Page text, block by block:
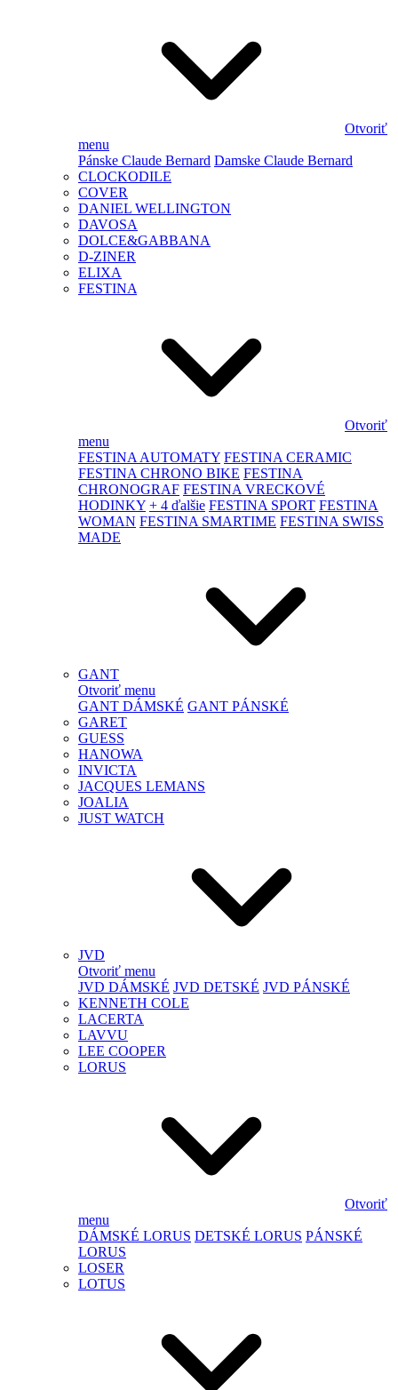
Otvoriť
menu
Pánske Claude Bernard Damske Claude Bernard
CLOCKODILE
COVER
DANIEL WELLINGTON
DAVOSA
DOLCE&GABBANA
D-ZINER
ELIXA
FESTINA
Otvoriť
menu
FESTINA AUTOMATY FESTINA CERAMIC
FESTINA CHRONO BIKE FESTINA
CHRONOGRAF FESTINA VRECKOVÉ
HODINKY + 4 ďalšie FESTINA SPORT FESTINA
WOMAN FESTINA SMARTIME FESTINA SWISS
MADE
GANT
Otvoriť menu
GANT DÁMSKÉ GANT PÁNSKÉ
GARET
GUESS
HANOWA
INVICTA
JACQUES LEMANS
JOALIA
JUST WATCH
JVD
Otvoriť menu
JVD DÁMSKÉ JVD DETSKÉ JVD PÁNSKÉ
KENNETH COLE
LACERTA
LAVVU
LEE COOPER
LORUS
Otvoriť
menu
DÁMSKÉ LORUS DETSKÉ LORUS PÁNSKÉ
LORUS
LOSER
LOTUS